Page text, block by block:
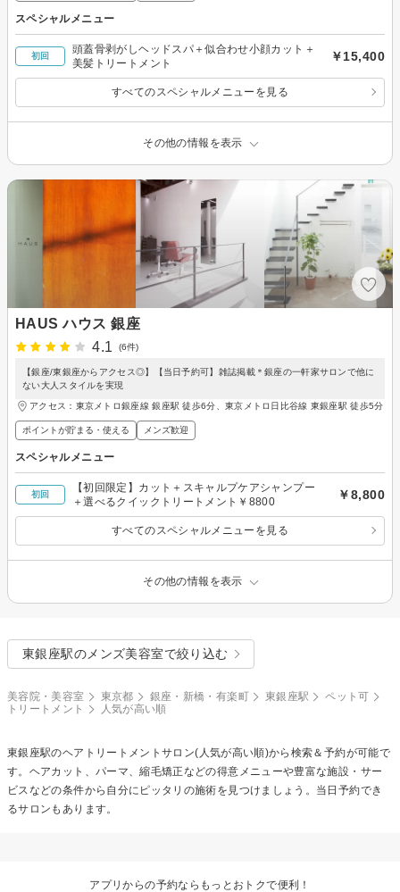
スペシャルメニュー
初回
頭蓋骨剥がしヘッドスパ＋似合わせ小顔カット＋
美髪トリートメント
￥15,400
すべてのスペシャルメニューを見る
その他の情報を表示
HAUS ハウス 銀座
4.1
(6件)
【銀座/東銀座からアクセス◎】【当日予約可】雑誌掲載＊銀座の一軒家サロンで他に
ない大人スタイルを実現
アクセス：東京メトロ銀座線 銀座駅 徒歩6分、東京メトロ日比谷線 東銀座駅 徒歩5分
ポイントが貯まる・使える メンズ歓迎
スペシャルメニュー
初回
【初回限定】カット＋スキャルプケアシャンプー
＋選べるクイックトリートメント￥8800
￥8,800
すべてのスペシャルメニューを見る
その他の情報を表示
東銀座駅のメンズ美容室で絞り込む
美容院・美容室 東京都 銀座・新橋・有楽町 東銀座駅
ペット可
トリートメント
人気が高い順
東銀座駅のヘアトリートメントサロン(人気が高い順)から検索＆予約が可能で
す。ヘアカット、パーマ、縮毛矯正などの得意メニューや豊富な施設・サー
ビスなどの条件から自分にピッタリの施術を見つけましょう。当日予約でき
るサロンもあります。
アプリからの予約ならもっとおトクで便利！